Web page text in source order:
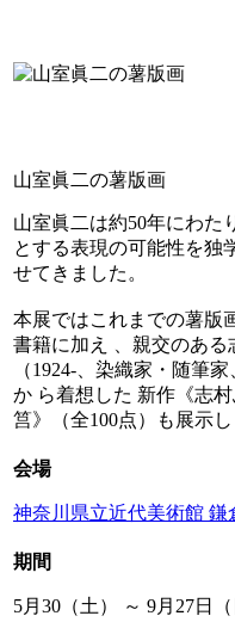
山室眞二の薯版画
山室眞二は約50年にわた
とする表現の可能性を独
せてきました。
本展ではこれまでの薯版
書籍に加え 、親交のある
（1924-、染織家・随筆
か ら着想した 新作《志
筥》（全100点）も展示し
会場
神奈川県立近代美術館 鎌
期間
5月30（土） ～ 9月27日（